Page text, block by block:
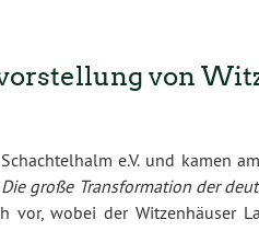
von
e.V. und kamen
große Transformation der
wobei der Witzenhäuser